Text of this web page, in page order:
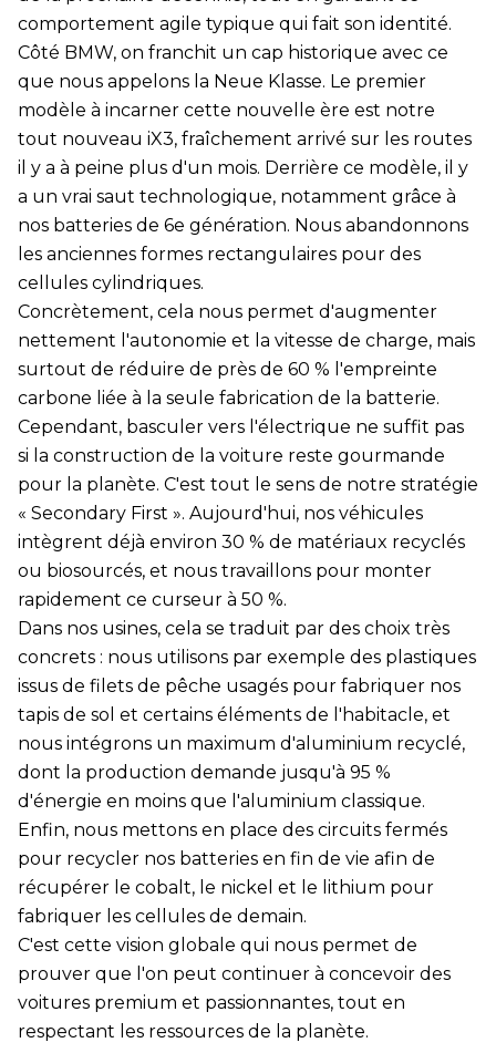
comportement agile typique qui fait son identité.
Côté BMW, on franchit un cap historique avec ce
que nous appelons la Neue Klasse. Le premier
modèle à incarner cette nouvelle ère est notre
tout nouveau iX3, fraîchement arrivé sur les routes
il y a à peine plus d'un mois. Derrière ce modèle, il y
a un vrai saut technologique, notamment grâce à
nos batteries de 6e génération. Nous abandonnons
les anciennes formes rectangulaires pour des
cellules cylindriques.
Concrètement, cela nous permet d'augmenter
nettement l'autonomie et la vitesse de charge, mais
surtout de réduire de près de 60 % l'empreinte
carbone liée à la seule fabrication de la batterie.
Cependant, basculer vers l'électrique ne suffit pas
si la construction de la voiture reste gourmande
pour la planète. C'est tout le sens de notre stratégie
« Secondary First ». Aujourd'hui, nos véhicules
intègrent déjà environ 30 % de matériaux recyclés
ou biosourcés, et nous travaillons pour monter
rapidement ce curseur à 50 %.
Dans nos usines, cela se traduit par des choix très
concrets : nous utilisons par exemple des plastiques
issus de filets de pêche usagés pour fabriquer nos
tapis de sol et certains éléments de l'habitacle, et
nous intégrons un maximum d'aluminium recyclé,
dont la production demande jusqu'à 95 %
d'énergie en moins que l'aluminium classique.
Enfin, nous mettons en place des circuits fermés
pour recycler nos batteries en fin de vie afin de
récupérer le cobalt, le nickel et le lithium pour
fabriquer les cellules de demain.
C'est cette vision globale qui nous permet de
prouver que l'on peut continuer à concevoir des
voitures premium et passionnantes, tout en
respectant les ressources de la planète.